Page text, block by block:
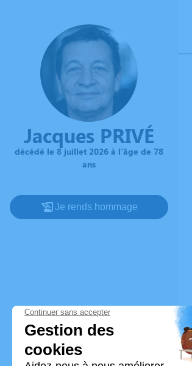
Jacques PRIVÉ
décédé le 8 juillet 2026 à l'âge de 78
ans
Je rends hommage